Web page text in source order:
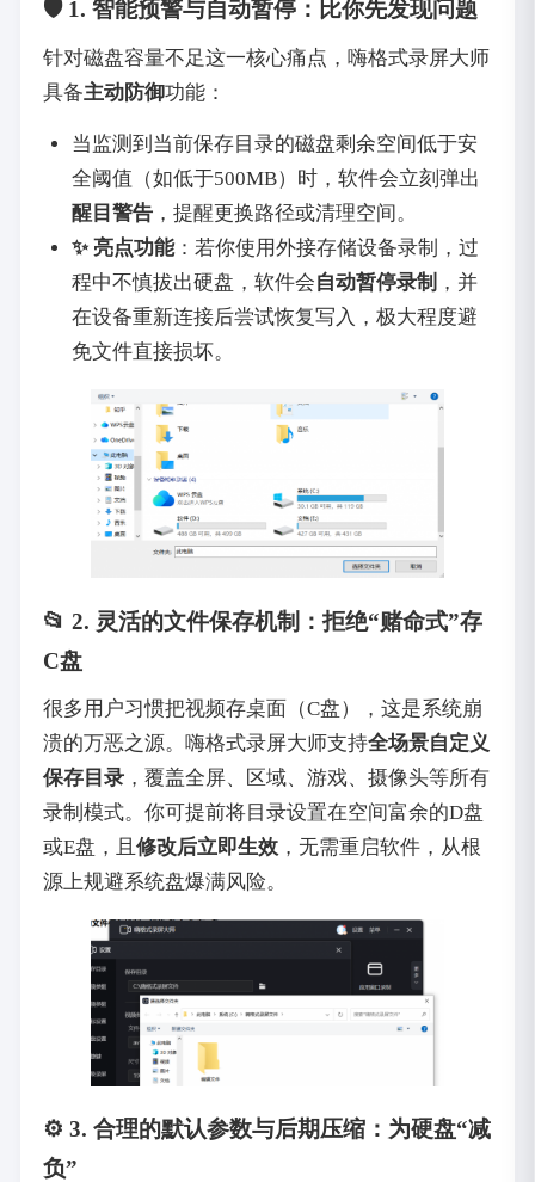
🛡️ 1. 智能预警与自动暂停：比你先发现问题
针对磁盘容量不足这一核心痛点，嗨格式录屏大师
具备主动防御功能：
当监测到当前保存目录的磁盘剩余空间低于安
全阈值（如低于500MB）时，软件会立刻弹出
醒目警告，提醒更换路径或清理空间。
✨ 亮点功能：若你使用外接存储设备录制，过
程中不慎拔出硬盘，软件会自动暂停录制 ，并
在设备重新连接后尝试恢复写入，极大程度避
免文件直接损坏。
📂 2. 灵活的文件保存机制：拒绝“赌命式”存
C盘
很多用户习惯把视频存桌面（C盘），这是系统崩
溃的万恶之源。嗨格式录屏大师支持全场景自定义
保存目录，覆盖全屏、区域、游戏、摄像头等所有
录制模式。你可提前将目录设置在空间富余的D盘
或E盘，且 修改后立即生效，无需重启软件，从根
源上规避系统盘爆满风险。
⚙️ 3. 合理的默认参数与后期压缩：为硬盘“减
负”